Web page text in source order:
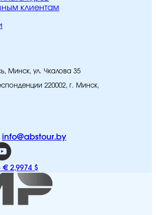
клиентам
Минск, ул. Чкалова 35
220002, г. Минск,
info@abstour.by
€ 2,9974 $